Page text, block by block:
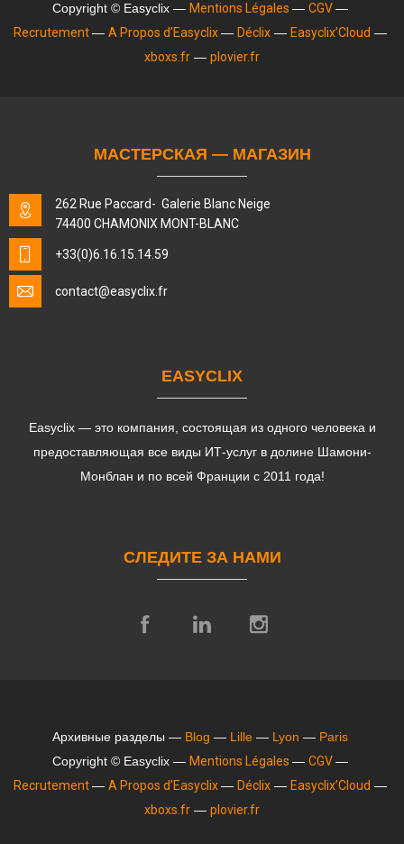
Copyright © Easyclix — Mentions Légales — CGV—
Recrutement— A Propos d’Easyclix— Déclix — Easyclix’Cloud —
xboxs.fr — plovier.fr
МАСТЕРСКАЯ — МАГАЗИН
262 Rue Paccard- Galerie Blanc Neige
74400 CHAMONIX MONT-BLANC
+33(0)6.16.15.14.59
contact@easyclix.fr
EASYCLIX
Easyclix — это компания, состоящая из одного человека и
предоставляющая все виды ИТ-услуг в долине Шамони-
Монблан и по всей Франции с 2011 года!
СЛЕДИТЕ ЗА НАМИ
Архивные разделы — Blog — Lille — Lyon — Paris
Copyright © Easyclix — Mentions Légales — CGV—
Recrutement— A Propos d’Easyclix— Déclix — Easyclix’Cloud —
xboxs.fr — plovier.fr